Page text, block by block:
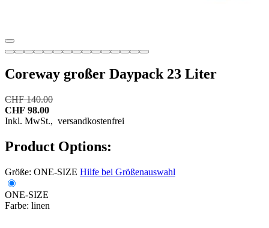
Coreway großer Daypack 23 Liter
CHF 140.00
CHF 98.00
Inkl. MwSt., versandkostenfrei
Product Options:
Größe: ONE-SIZE Hilfe bei Größenauswahl
ONE-SIZE
Farbe: linen